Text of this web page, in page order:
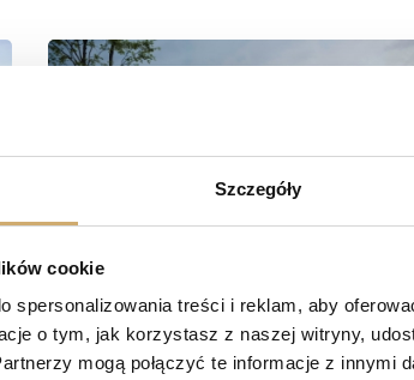
Szczegóły
cookie
spersonalizowania treści i reklam, aby
o tym, jak korzystasz z naszej witryny,
mogą połączyć te informacje z innymi